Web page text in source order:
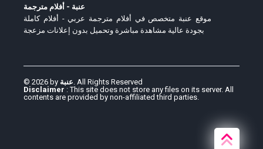
عنبة - أفلام مترجمة
موقع عنبة متخصص في أفلام مترجمة عربي - أفلام كاملة
بجودة عالية مشاهدة مباشرة وتحميل بدون إعلانات مزعجة
© 2026 by عنبة. All Rights Reserved
Disclaimer : This site does not store any files on its server. All
contents are provided by non-affiliated third parties.